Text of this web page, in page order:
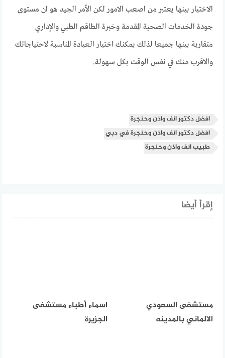
الاختيار بينها يعتبر من اصعب الامور لكن الأمر الجيد هو ان مستوى
جودة الخدمات الصحية المقدمة وخبرة الطاقم الطبي والإداري
متقاربة بينها جميعا لذلك يمكنك اختيار العيادة المناسبة لاحتياجاتك
والاقرب منك في نفس الوقت بكل سهولة.
افضل دكتور انف واذن وحنجرة
افضل دكتور انف واذن وحنجرة في دبي
طبيب انف واذن وحنجرة
إقرأ أيضا
مستشفى السعودي
الالماني بالمدينه
اسماء أطباء مستشفى
الجزيرة